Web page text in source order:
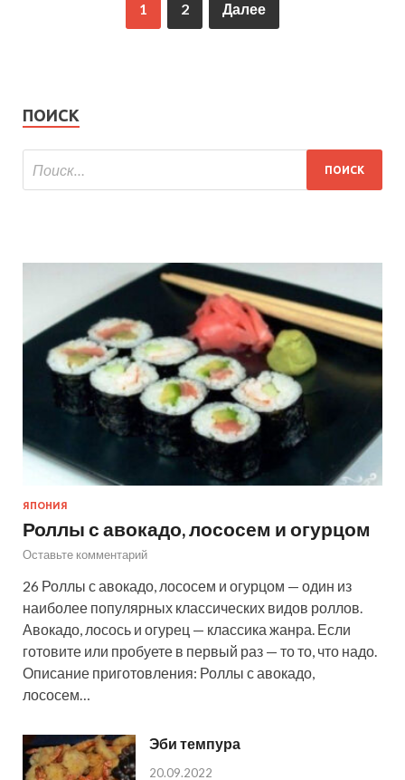
1 2 Далее
ПОИСК
ЯПОНИЯ
Роллы с авокадо, лососем и огурцом
Оставьте комментарий
26 Роллы с авокадо, лососем и огурцом — один из
наиболее популярных классических видов роллов.
Авокадо, лосось и огурец — классика жанра. Если
готовите или пробуете в первый раз — то то, что надо.
Описание приготовления: Роллы с авокадо,
лососем…
Эби темпура
20.09.2022